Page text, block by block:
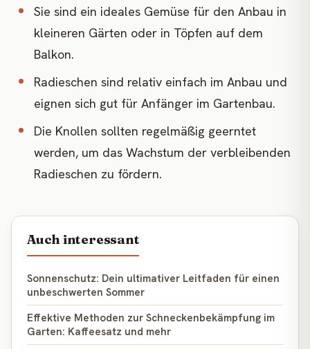
Sie sind ein ideales Gemüse für den Anbau in
kleineren Gärten oder in Töpfen auf dem
Balkon.
Radieschen sind relativ einfach im Anbau und
eignen sich gut für Anfänger im Gartenbau.
Die Knollen sollten regelmäßig geerntet
werden, um das Wachstum der verbleibenden
Radieschen zu fördern.
Auch interessant
Sonnenschutz: Dein ultimativer Leitfaden für einen
unbeschwerten Sommer
Effektive Methoden zur Schneckenbekämpfung im
Garten: Kaffeesatz und mehr